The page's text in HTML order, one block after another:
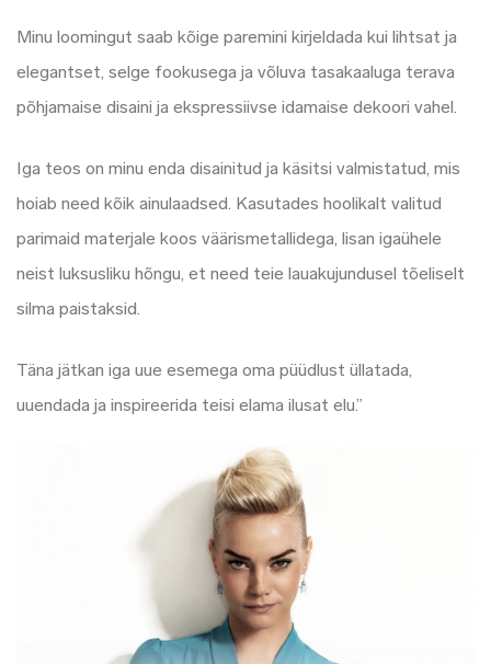
Minu loomingut saab kõige paremini kirjeldada kui lihtsat ja
elegantset, selge fookusega ja võluva tasakaaluga terava
põhjamaise disaini ja ekspressiivse idamaise dekoori vahel.
Iga teos on minu enda disainitud ja käsitsi valmistatud, mis
hoiab need kõik ainulaadsed. Kasutades hoolikalt valitud
parimaid materjale koos väärismetallidega, lisan igaühele
neist luksusliku hõngu, et need teie lauakujundusel tõeliselt
silma paistaksid.
Täna jätkan iga uue esemega oma püüdlust üllatada,
uuendada ja inspireerida teisi elama ilusat elu.”